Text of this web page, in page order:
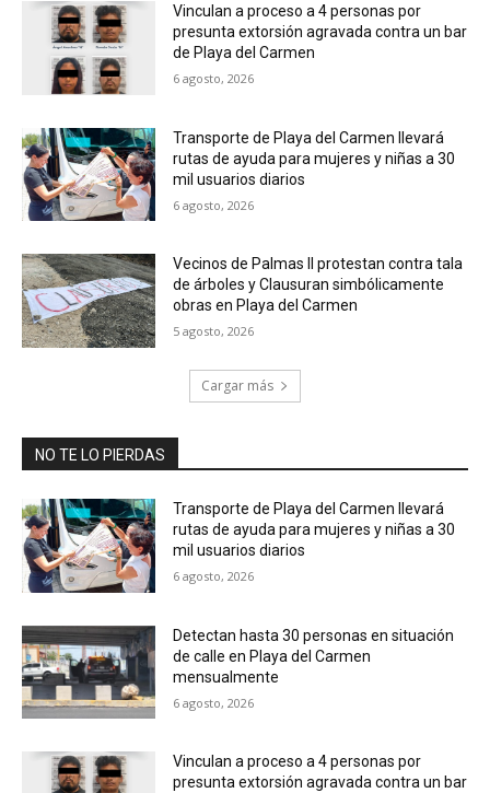
Vinculan a proceso a 4 personas por
presunta extorsión agravada contra un bar
de Playa del Carmen
6 agosto, 2026
Transporte de Playa del Carmen llevará
rutas de ayuda para mujeres y niñas a 30
mil usuarios diarios
6 agosto, 2026
Vecinos de Palmas II protestan contra tala
de árboles y Clausuran simbólicamente
obras en Playa del Carmen
5 agosto, 2026
Cargar más
NO TE LO PIERDAS
Transporte de Playa del Carmen llevará
rutas de ayuda para mujeres y niñas a 30
mil usuarios diarios
6 agosto, 2026
Detectan hasta 30 personas en situación
de calle en Playa del Carmen
mensualmente
6 agosto, 2026
Vinculan a proceso a 4 personas por
presunta extorsión agravada contra un bar